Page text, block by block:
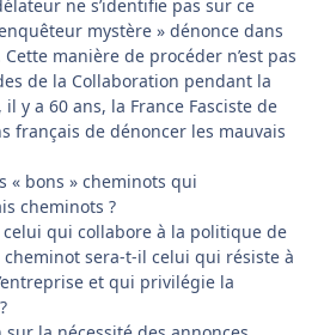
ne s’identifie pas sur ce
mystère » dénonce dans
manière de procéder n’est pas
de la Collaboration pendant la
y a 60 ans, la France Fasciste de
français de dénoncer les mauvais
« bons » cheminots qui
cheminots ?
qui collabore à la politique de
cheminot sera-t-il celui qui résiste à
et qui privilégie la